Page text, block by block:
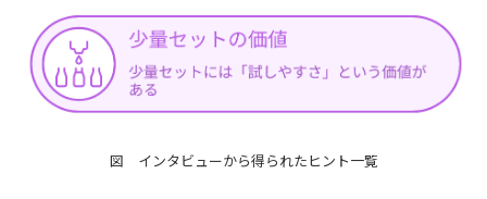
図 インタビューから得られたヒント一覧